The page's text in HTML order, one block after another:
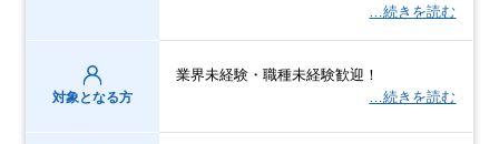
…続きを読む
対象となる方
業界未経験・職種未経験歓迎！
…続きを読む